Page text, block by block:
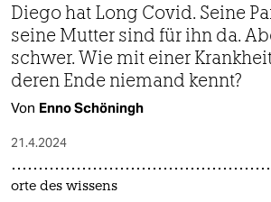
Diego hat Long Covid. Seine
seine Mutter sind für ihn da.
schwer. Wie mit einer
deren Ende niemand kennt?
Von Enno Schöningh
21.4.2024
orte des wissens